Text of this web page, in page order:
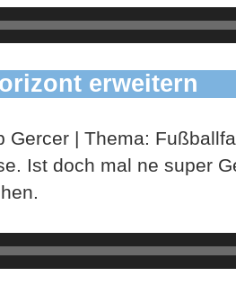
erweitern
Gercer | Thema:
Ist doch mal ne super